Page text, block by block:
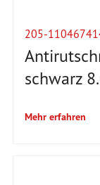
205-
schwarz
Mehr erfahren